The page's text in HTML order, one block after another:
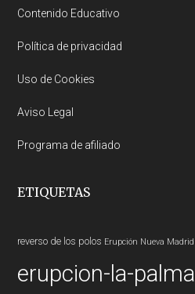
Contenido Educativo
Política de privacidad
Uso de Cookies
Aviso Legal
Programa de afiliado
ETIQUETAS
reverso de los polos Erupción Nueva Madrid
erupcion-la-palma